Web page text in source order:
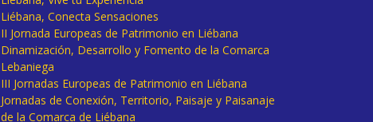
Liébana, Conecta Sensaciones
II Jornada Europeas de Patrimonio en Liébana
Dinamización, Desarrollo y Fomento de la Comarca
Lebaniega
III Jornadas Europeas de Patrimonio en Liébana
Jornadas de Conexión, Territorio, Paisaje y Paisanaje
de la Comarca de Liébana